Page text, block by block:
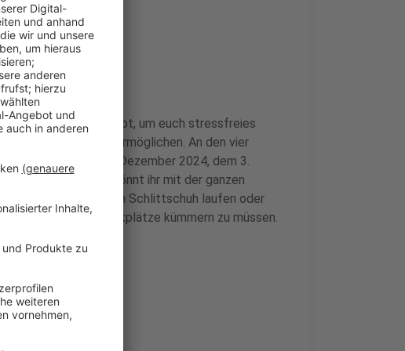
ihr Angebot, um euch stressfreies
zu ermöglichen. An den vier
und am 15. Dezember 2024, dem 3.
Sonderverkehr. So könnt ihr mit der ganzen
auf der Eisbahn Schlittschuh laufen oder
ohne euch um Parkplätze kümmern zu müssen.